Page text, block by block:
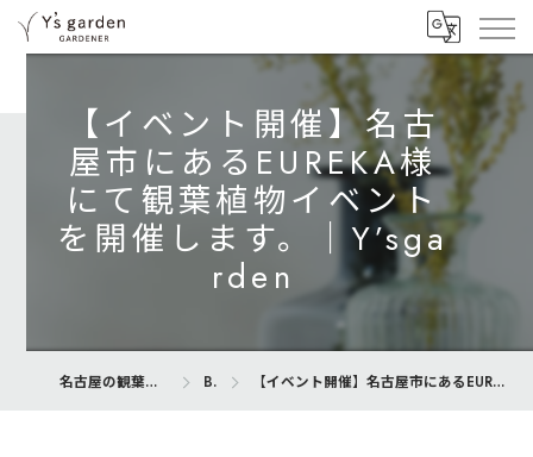
【イベント開催】名古
屋市にあるEUREKA様
にて観葉植物イベント
を開催します。｜Y’sga
rden
名古屋の観葉植物専門店ならY’s garden Blog 【イベント開催】名古屋市にあるEUREKA様にて観葉植物イベントを開催します。｜Y’sgarden